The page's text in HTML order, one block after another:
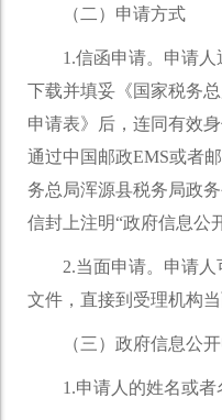
（二）申请方式
1.信函申请。申请
下载并填妥《国家税务
申请表》后，连同有效
通过中国邮政EMS或者
务总局浑源县税务局政
信封上注明“政府信息公
2.当面申请。申请
文件，直接到受理机构当
（三）政府信息公
1.申请人的姓名或者